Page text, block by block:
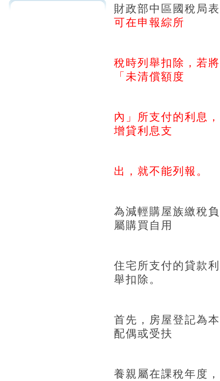
財政部中區國稅局
可在申報綜所
稅時列舉扣除，若
「未清償額度
內」所支付的利息
增貸利息支
出，就不能列報。
為減輕購屋族繳稅
屬購買自用
住宅所支付的貸款
舉扣除。
首先，房屋登記為
配偶或受扶
養親屬在課稅年度